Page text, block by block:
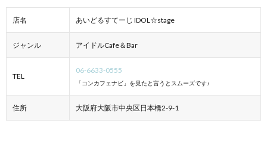
店名 あいどるすてーじ IDOL☆stage
ジャンル アイドルCafe＆Bar
TEL
06-6633-0555
「コンカフェナビ」を見たと言うとスムーズです♪
住所 大阪府大阪市中央区日本橋2-9-1